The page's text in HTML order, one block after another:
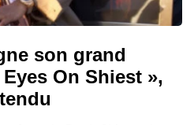
son grand
On Shiest »,